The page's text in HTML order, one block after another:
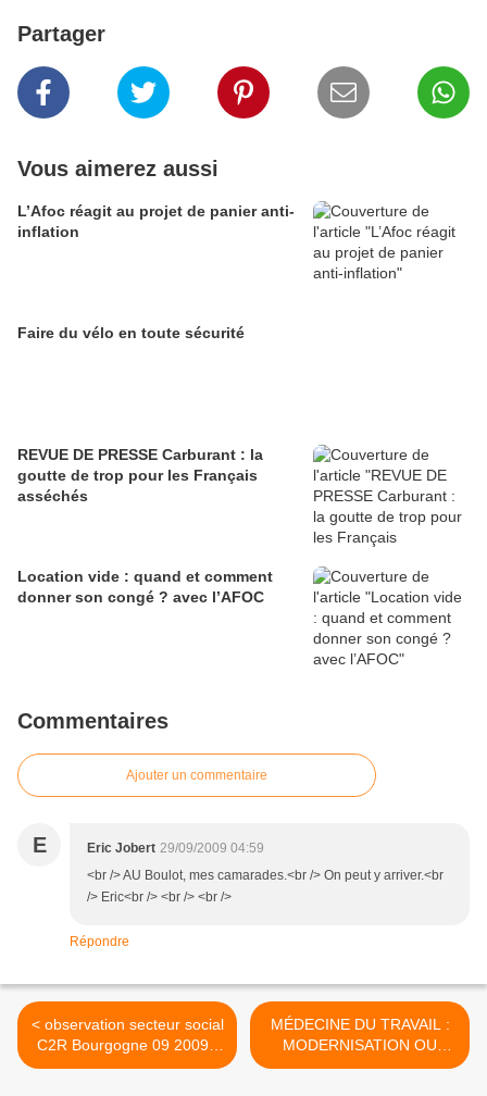
Partager
Vous aimerez aussi
L’Afoc réagit au projet de panier anti-
inflation
Faire du vélo en toute sécurité
REVUE DE PRESSE Carburant : la
goutte de trop pour les Français
asséchés
Location vide : quand et comment
donner son congé ? avec l’AFOC
Commentaires
Ajouter un commentaire
E Eric Jobert 29/09/2009 04:59
<br /> AU Boulot, mes camarades.<br /> On peut y arriver.<br
/> Eric<br /> <br /> <br />
Répondre
< observation secteur social
C2R Bourgogne 09 2009 -
280909
MÉDECINE DU TRAVAIL :
MODERNISATION OU
ABANDON ? - 290909 >